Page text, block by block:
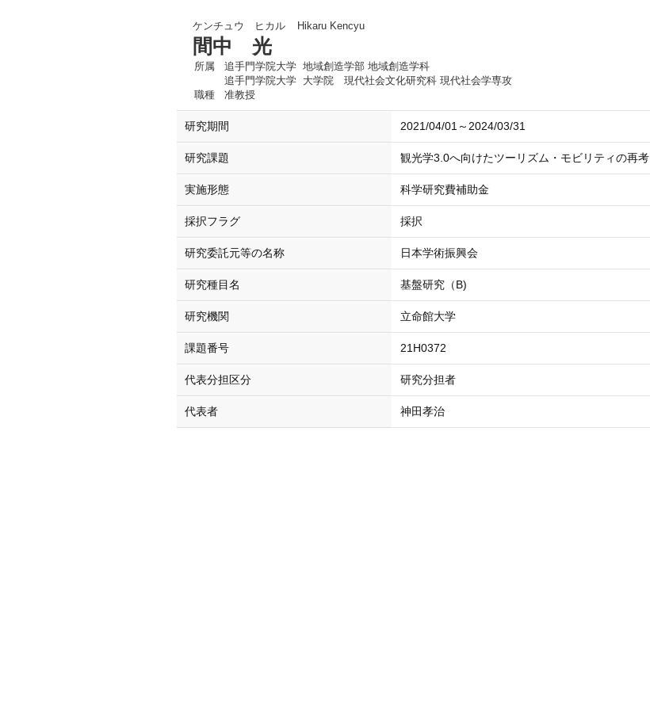
ケンチュウ ヒカル Hikaru Kencyu
間中 光
所属
追手門学院大学 地域創造学部 地域創造学科
追手門学院大学 大学院 現代社会文化研究科 現代社会学専攻
職種
准教授
研究期間 2021/04/01～2024/03/31
研究課題 観光学3.0へ向けたツーリズム・モビリティの再考
実施形態 科学研究費補助金
採択フラグ 採択
研究委託元等の名称 日本学術振興会
研究種目名 基盤研究（B)
研究機関 立命館大学
課題番号 21H0372
代表分担区分 研究分担者
代表者 神田孝治